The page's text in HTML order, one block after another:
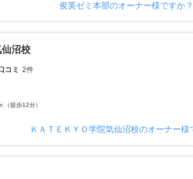
俊英ゼミ本部のオーナー様ですか？
仙沼校
コミ 2件
（徒歩12分）
ＫＡＴＥＫＹＯ学院気仙沼校のオーナー様